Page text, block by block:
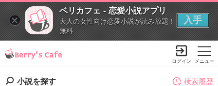
ベリカフェ - 恋愛小説アプリ
大人の女性向け恋愛小説が読み放題！
無料
入手
メニュー
ログイン
小説を探す 検索履歴